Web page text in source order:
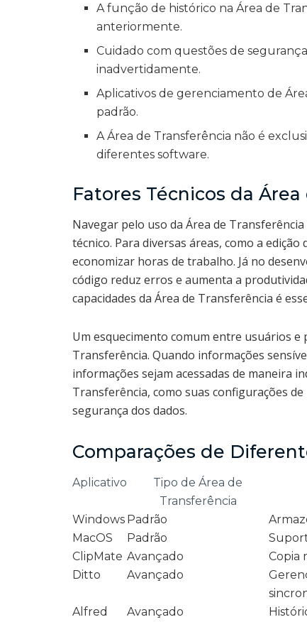
A função de histórico na Área de
anteriormente.
Cuidado com questões de
inadvertidamente.
Aplicativos de gerenciamento de
padrão.
A Área de Transferência não é
diferentes software.
Fatores Técnicos da
Navegar pelo uso da Área de
técnico. Para diversas áreas, como a
economizar horas de trabalho. Já no
código reduz erros e aumenta a
capacidades da Área de Transferência é
Um esquecimento comum entre usuários
Transferência. Quando informações
informações sejam acessadas de maneira
Transferência, como suas configurações
segurança dos dados.
Comparações de
Aplicativo
Tipo de Área de
Transferência
Windows Padrão
MacOS
Padrão
ClipMate Avançado
Copia
Ditto
Avançado
Alfred
Avançado